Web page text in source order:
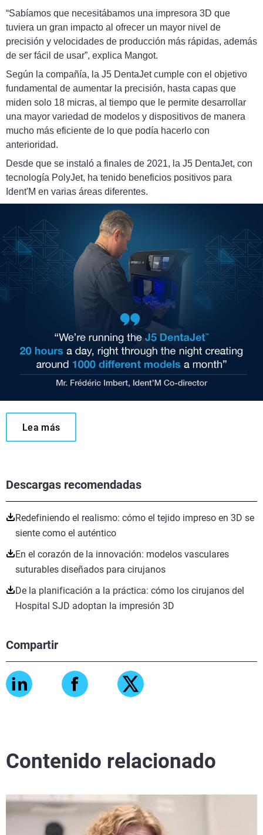
Descargas recomendadas
Redefiniendo el realismo: cómo el tejido impreso en 3D se
siente como el auténtico
En el corazón de la innovación: modelos vasculares
suturables diseñados para cirujanos
De la planificación a la práctica: cómo los cirujanos del
Hospital SJD adoptan la impresión 3D
Compartir
“Sabíamos que necesitábamos una impresora 3D que
tuviera un gran impacto al ofrecer un mayor nivel de
precisión y velocidades de producción más rápidas, además
de ser fácil de usar”, explica Mangot.
Según la compañía, la J5 DentaJet cumple con el objetivo
fundamental de aumentar la precisión, hasta capas que
miden solo 18 micras, al tiempo que le permite desarrollar
una mayor variedad de modelos y dispositivos de manera
mucho más eficiente de lo que podía hacerlo con
anterioridad.
Desde que se instaló a finales de 2021, la J5 DentaJet, con
tecnología PolyJet, ha tenido beneficios positivos para
Ident'M en varias áreas diferentes.
Lea más
Contenido relacionado